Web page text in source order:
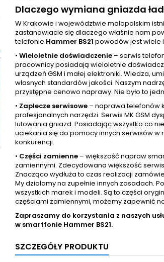
Dlaczego wymiana gniazda
W Krakowie i województwie małopolskim
zastanawiacie się dlaczego właśnie nam
telefonie Hammer BS21 powodów jest wiele
• Wieloletnie doświadczenie – serwis
pracownicy posiadają wieloletnie
urządzeń GSM i małej elektroniki. Wiedza,
własnych standardów jakości. Naszym
przystępne cenowo naprawy. Nie było to
• Zaplecze serwisowe – naprawa telefonów
profesjonalnych narzędzi. Serwis MK GSM
lutowania gniazd. Posiadając wszystko co
uciekania się do pomocy innych serwisów w
konkurencji.
• Części zamienne – większość napraw
zamiennymi. Zdecydowana większość
Znacząco wydłuża to czas realizacji
My działamy na zupełnie innych zasadach.
wszystkich marek i modeli. Są to części
częściami zamiennymi, możemy zapewnić
Zapraszamy do korzystania z naszych
w smartfonie Hammer BS21.
SZCZEGÓŁY PRODUKTU